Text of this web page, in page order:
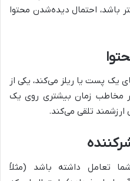
باشد، احتمال دیده‌شدن محتوا
یک پست یا ریلز می‌کند، یکی از
مخاطب زمان بیشتری روی یک
ارزشمند تلقی می‌کند.
تعامل داشته باشد (مثلاً